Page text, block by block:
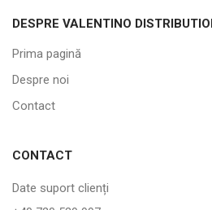
DESPRE VALENTINO
Prima pagină
Despre noi
Contact
CONTACT
Date suport clienți